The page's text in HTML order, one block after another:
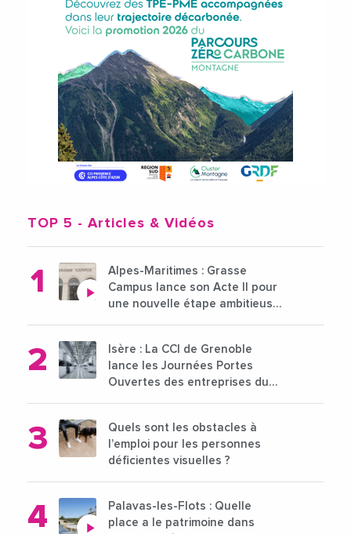
TOP 5 - Articles & Vidéos
Alpes-Maritimes : Grasse
Campus lance son Acte II pour
une nouvelle étape ambitieuse
Isère : La CCI de Grenoble
lance les Journées Portes
Ouvertes des entreprises du
Quels sont les obstacles à
l’emploi pour les personnes
déficientes visuelles ?
Palavas-les-Flots : Quelle
place a le patrimoine dans